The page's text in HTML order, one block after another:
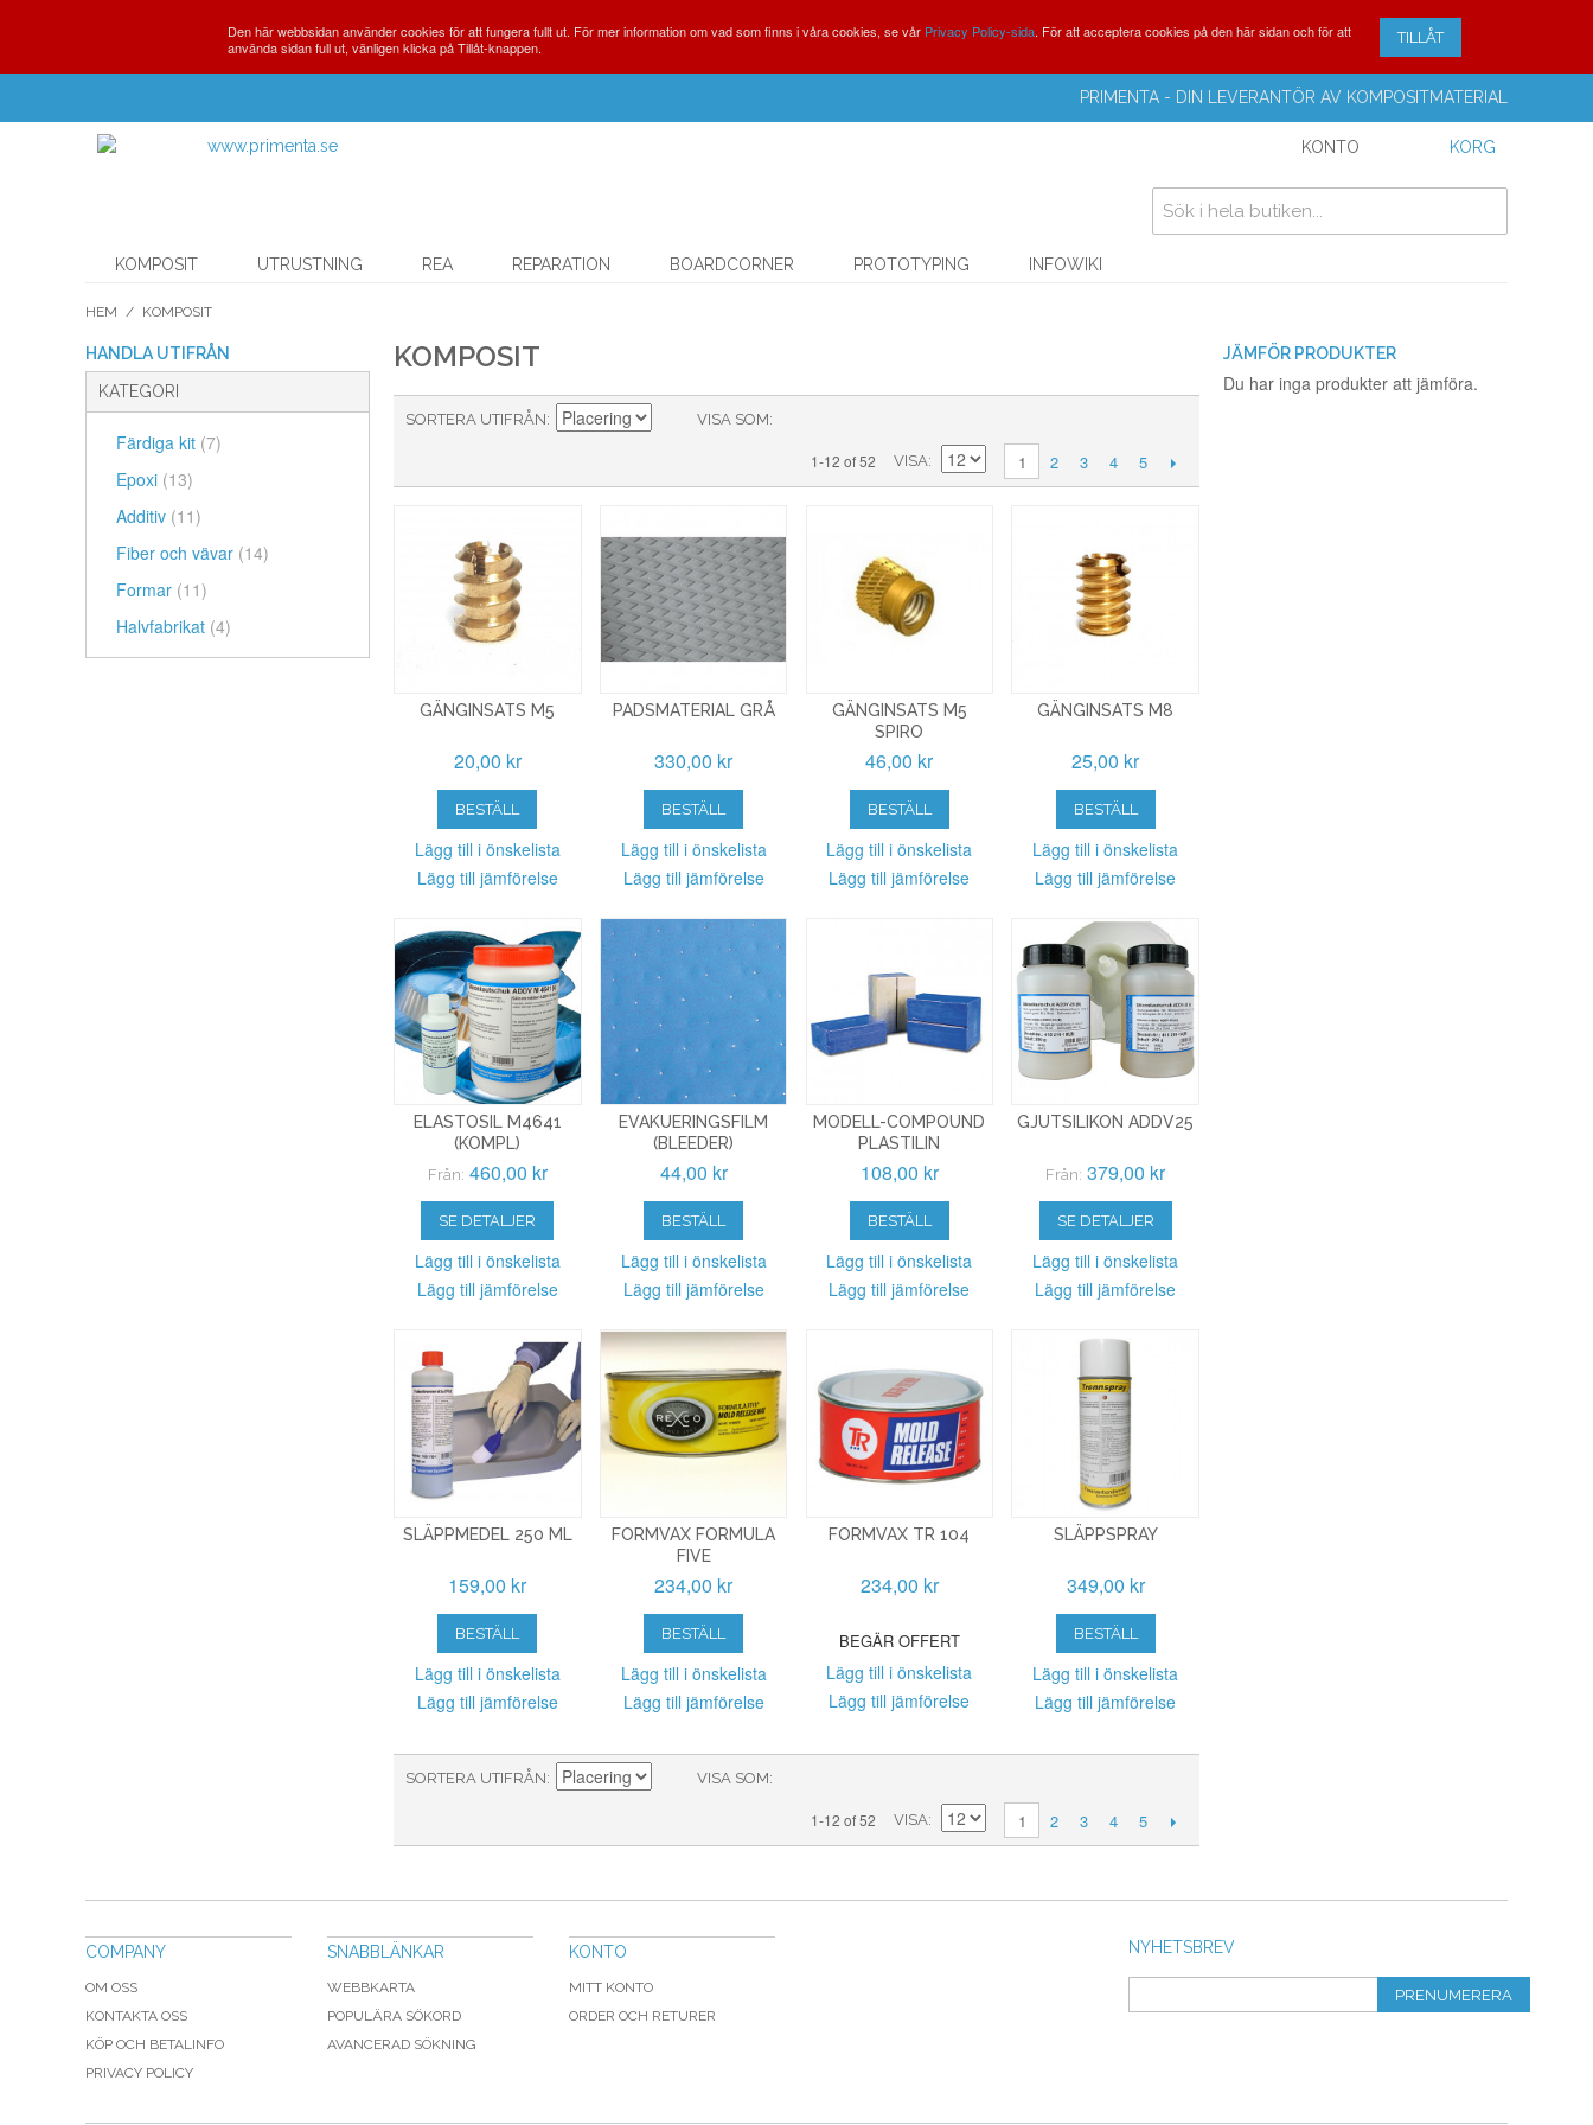
Den här webbsidan använder cookies för att fungera fullt ut. För mer information om vad som finns i våra cookies, se vår Privacy Policy-sida. För att acceptera cookies på den här sidan och för att
använda sidan full ut, vänligen klicka på Tillåt-knappen.
TILLÅT
PRIMENTA - DIN LEVERANTÖR AV KOMPOSITMATERIAL
KONTO KORG
KOMPOSIT UTRUSTNING REA REPARATION BOARDCORNER PROTOTYPING INFOWIKI
HEM / KOMPOSIT
HANDLA UTIFRÅN
KATEGORI
Färdiga kit (7)
Epoxi (13)
Additiv (11)
Fiber och vävar (14)
Formar (11)
Halvfabrikat (4)
KOMPOSIT
VISA SOM
SORTERA UTIFRÅN
1-12 of 52 VISA 1 2 3 4 5
GÄNGINSATS M5
20,00 kr
BESTÄLL
Lägg till i önskelista
Lägg till jämförelse
PADSMATERIAL GRÅ
330,00 kr
BESTÄLL
Lägg till i önskelista
Lägg till jämförelse
GÄNGINSATS M5
SPIRO
46,00 kr
BESTÄLL
Lägg till i önskelista
Lägg till jämförelse
GÄNGINSATS M8
25,00 kr
BESTÄLL
Lägg till i önskelista
Lägg till jämförelse
ELASTOSIL M4641
(KOMPL)
Från: 460,00 kr
SE DETALJER
Lägg till i önskelista
Lägg till jämförelse
EVAKUERINGSFILM
(BLEEDER)
44,00 kr
BESTÄLL
Lägg till i önskelista
Lägg till jämförelse
MODELL-COMPOUND
PLASTILIN
108,00 kr
BESTÄLL
Lägg till i önskelista
Lägg till jämförelse
GJUTSILIKON ADDV25
Från: 379,00 kr
SE DETALJER
Lägg till i önskelista
Lägg till jämförelse
SLÄPPMEDEL 250 ML
159,00 kr
BESTÄLL
Lägg till i önskelista
Lägg till jämförelse
FORMVAX FORMULA
FIVE
234,00 kr
BESTÄLL
Lägg till i önskelista
Lägg till jämförelse
FORMVAX TR 104
234,00 kr
BEGÄR OFFERT
Lägg till i önskelista
Lägg till jämförelse
SLÄPPSPRAY
349,00 kr
BESTÄLL
Lägg till i önskelista
Lägg till jämförelse
VISA SOM
SORTERA UTIFRÅN
1-12 of 52 VISA 1 2 3 4 5
JÄMFÖR PRODUKTER
Du har inga produkter att jämföra.
NYHETSBREV
PRENUMERERA
COMPANY
OM OSS
KONTAKTA OSS
KÖP OCH BETALINFO
PRIVACY POLICY
SNABBLÄNKAR
WEBBKARTA
POPULÄRA SÖKORD
AVANCERAD SÖKNING
KONTO
MITT KONTO
ORDER OCH RETURER